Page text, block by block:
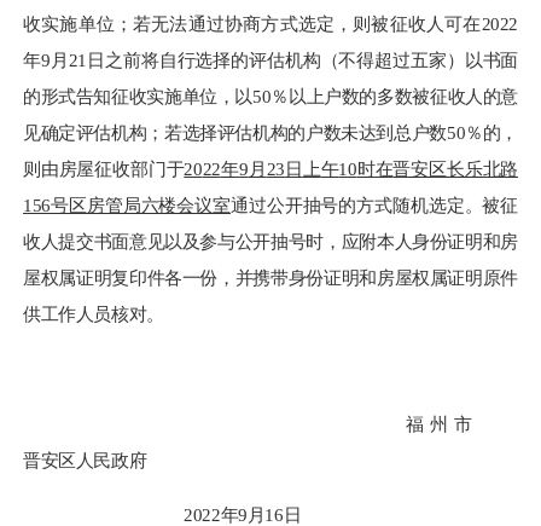
收实施单位；若无法通过协商方式选定，则被征收人可在2022
年9 月 21 日之前将自行选择的评估机构（不得超过五家）以书面
的形式告知征收实施单位，以50％以上户数的多数被征收人的意
见确定评估机构；若选择评估机构的户数未达到总户数50％的，
则由房屋征收部门于2022年9 月 23日 上午10时在晋安区长乐北路
156号区房管局六楼会议室通过公开抽号的方式随机选定。被征
收人提交书面意见以及参与公开抽号时，应附本人身份证明和房
屋权属证明复印件各一份，并携带身份证明和房屋权属证明原件
供工作人员核对。
福州市
晋安区人民政府
2022年9 月16日